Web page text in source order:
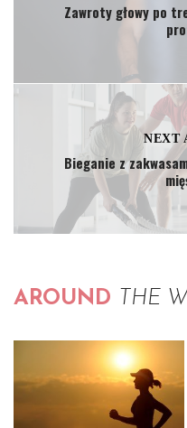
Zawroty głowy po
NEXT
Bieganie z
AROUND THE